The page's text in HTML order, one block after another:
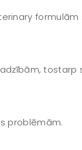
tostarp
problēmām.